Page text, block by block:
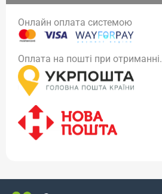
Онлайн оплата системою
Оплата на пошті при отриманні.